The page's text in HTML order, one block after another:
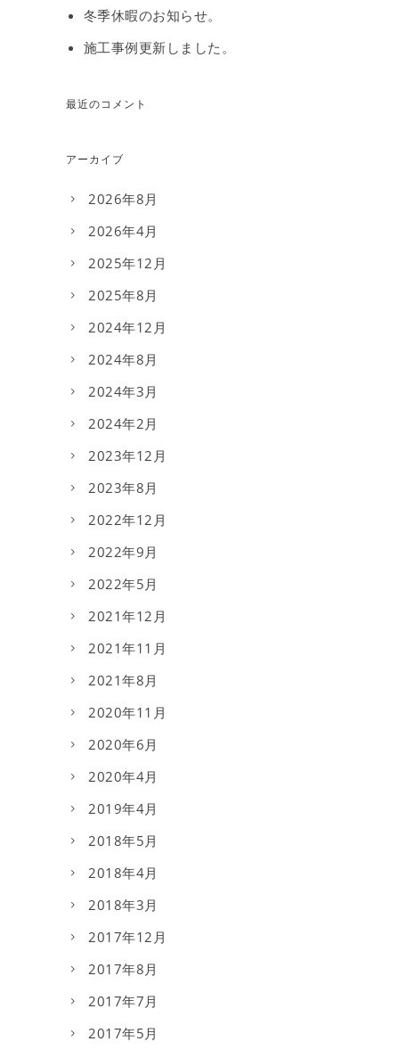
冬季休暇のお知らせ。
施工事例更新しました。
最近のコメント
アーカイブ
2026年8月
2026年4月
2025年12月
2025年8月
2024年12月
2024年8月
2024年3月
2024年2月
2023年12月
2023年8月
2022年12月
2022年9月
2022年5月
2021年12月
2021年11月
2021年8月
2020年11月
2020年6月
2020年4月
2019年4月
2018年5月
2018年4月
2018年3月
2017年12月
2017年8月
2017年7月
2017年5月